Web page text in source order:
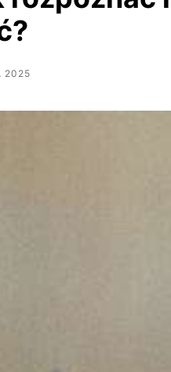
2025